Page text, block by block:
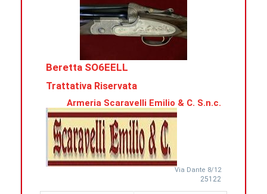
Beretta SO6EELL
Trattativa Riservata
Armeria Scaravelli Emilio & C. S.n.c.
Via Dante 8/12
25122